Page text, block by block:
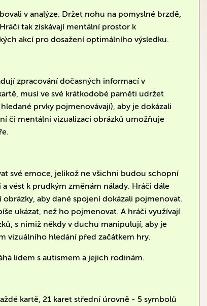
v analýze. Držet nohu na pomyslné brzdě,
tak získávají mentální prostor k
akcí pro dosažení optimálního výsledku.
zpracování dočasných informací v
musí ve své krátkodobé paměti udržet
prvky pojmenovávají), aby je dokázali
či mentální vizualizaci obrázků umožňuje
své emoce, jelikož ne všichni budou schopní
vést k prudkým změnám nálady. Hráči dále
aby dané spojení dokázali pojmenovat.
ukázat, než ho pojmenovat. A hráči využívají
s nimiž někdy v duchu manipulují, aby je
vizuálního hledání před začátkem hry.
lidem s autismem a jejich rodinám.
kartě, 21 karet střední úrovně - 5 symbolů